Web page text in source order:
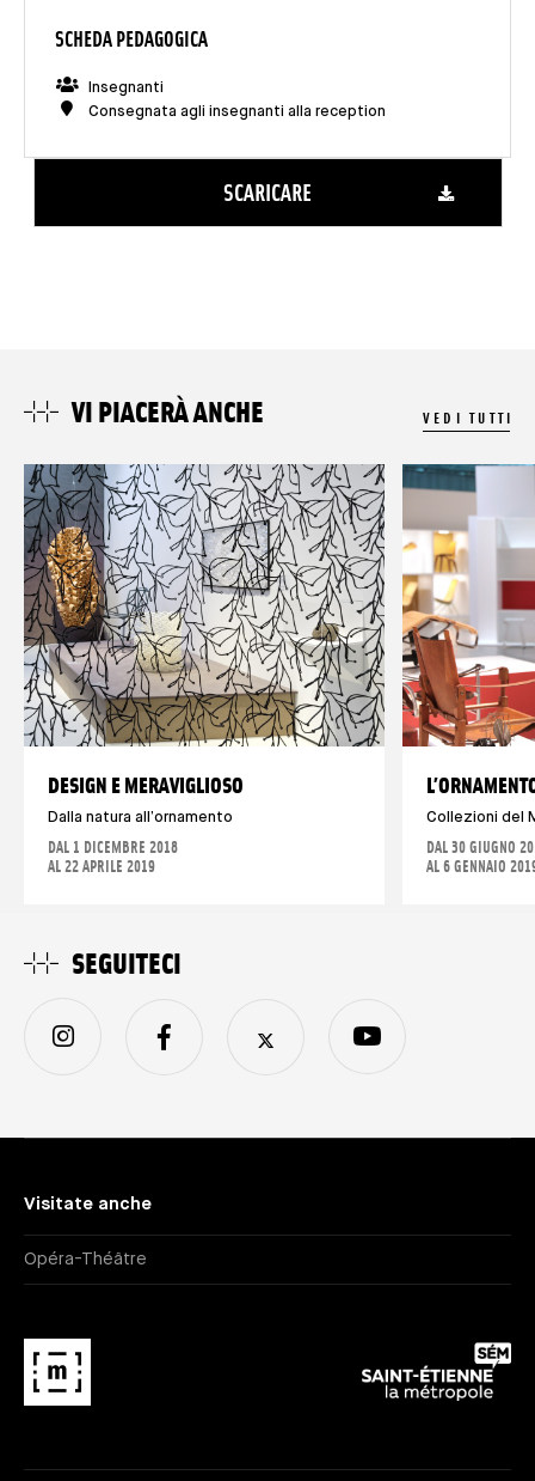
SCHEDA PEDAGOGICA
Insegnanti
Consegnata agli insegnanti alla reception
SCARICARE
VI PIACERÀ ANCHE VEDI TUTTI
DESIGN E MERAVIGLIOSO
Dalla natura all’ornamento
DAL 1 DICEMBRE 2018
AL 22 APRILE 2019
Collezioni del
DAL 30 GIUGNO
AL 6 GENNAIO
Visitate anche
Opéra-Théâtre
SEGUITECI